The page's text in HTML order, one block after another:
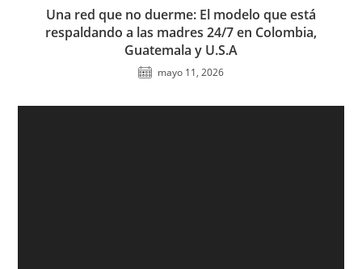
Una red que no duerme: El modelo que está
respaldando a las madres 24/7 en Colombia,
Guatemala y U.S.A
mayo 11, 2026